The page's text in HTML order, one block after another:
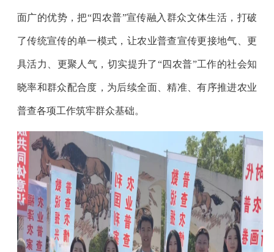
面广的优势，把“四农普”宣传融入群众文体生活，打破
了传统宣传的单一模式，让农业普查宣传更接地气、更
具活力、更聚人气，切实提升了“四农普”工作的社会知
晓率和群众配合度，为后续全面、精准、有序推进农业
普查各项工作筑牢群众基础。